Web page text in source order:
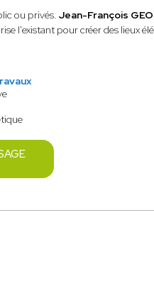
ou privés. Jean-François
l'existant pour créer des lieux